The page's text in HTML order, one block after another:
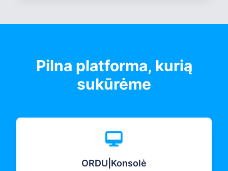
Pilna platforma, kurią
sukūrėme
ORDU|Konsolė